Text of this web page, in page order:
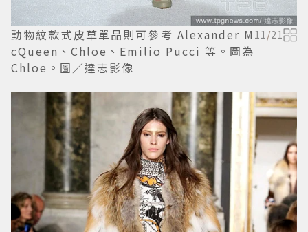
動物紋款式皮草單品則可參考 Alexander M
cQueen、Chloe、Emilio Pucci 等。圖為
Chloe。圖／達志影像
11/21